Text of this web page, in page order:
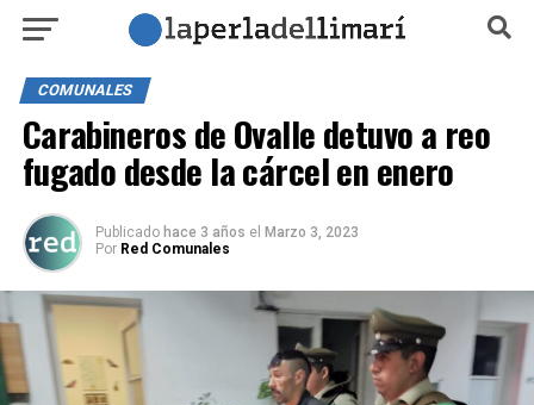
COMUNALES
Carabineros de Ovalle detuvo a reo
fugado desde la cárcel en enero
Publicado hace 3 años el Marzo 3, 2023
Por Red Comunales